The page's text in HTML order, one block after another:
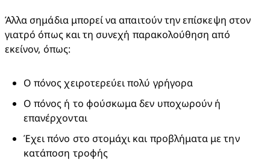
Άλλα σημάδια μπορεί να απαιτούν την επίσκεψη στον
γιατρό όπως και τη συνεχή παρακολούθηση από
εκείνον, όπως:​
Ο πόνος χειροτερεύει πολύ γρήγορα
Ο πόνος ή το φούσκωμα δεν υποχωρούν ή
επανέρχονται​
Έχει πόνο στο στομάχι και προβλήματα με την
κατάποση τροφής